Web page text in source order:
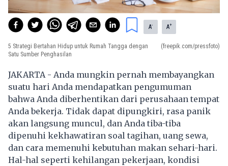
A- A+
5 Strategi Bertahan Hidup untuk Rumah Tangga dengan
Satu Sumber Penghasilan
(freepik.com/pressfoto)
JAKARTA - Anda mungkin pernah membayangkan
suatu hari Anda mendapatkan pengumuman
bahwa Anda diberhentikan dari perusahaan tempat
Anda bekerja. Tidak dapat dipungkiri, rasa panik
akan langsung muncul, dan Anda tiba-tiba
dipenuhi kekhawatiran soal tagihan, uang sewa,
dan cara memenuhi kebutuhan makan sehari-hari.
Hal-hal seperti kehilangan pekerjaan, kondisi